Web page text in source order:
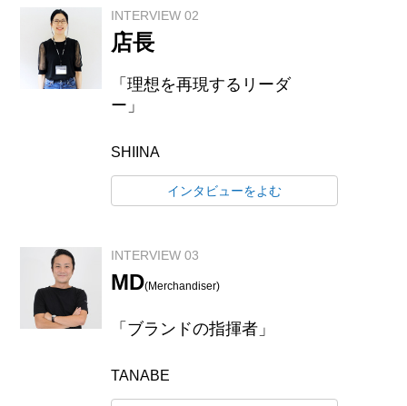
INTERVIEW 02
店長
「理想を再現するリーダ
ー」
SHIINA
インタビューをよむ
INTERVIEW 03
MD(Merchandiser)
「ブランドの指揮者」
TANABE